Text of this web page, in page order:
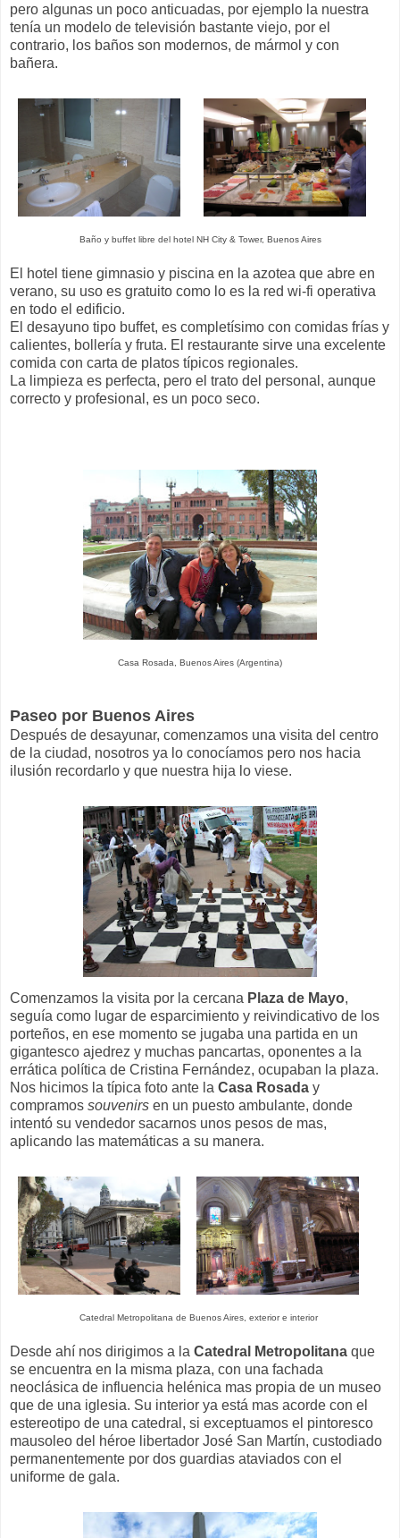
pero algunas un poco anticuadas, por ejemplo la nuestra
tenía un modelo de televisión bastante viejo, por el
contrario, los baños son modernos, de mármol y con
bañera.
Baño y buffet libre del hotel NH City & Tower, Buenos Aires
El hotel tiene gimnasio y piscina en la azotea que abre en
verano, su uso es gratuito como lo es la red wi-fi operativa
en todo el edificio.
El desayuno tipo buffet, es completísimo con comidas frías y
calientes, bollería y fruta. El restaurante sirve una excelente
comida con carta de platos típicos regionales.
La limpieza es perfecta, pero el trato del personal, aunque
correcto y profesional, es un poco seco.
Casa Rosada, Buenos Aires (Argentina)
Paseo por Buenos Aires
Después de desayunar, comenzamos una visita del centro
de la ciudad, nosotros ya lo conocíamos pero nos hacia
ilusión recordarlo y que nuestra hija lo viese.
Comenzamos la visita por la cercana Plaza de Mayo,
seguía como lugar de esparcimiento y reivindicativo de los
porteños, en ese momento se jugaba una partida en un
gigantesco ajedrez y muchas pancartas, oponentes a la
errática política de Cristina Fernández, ocupaban la plaza.
Nos hicimos la típica foto ante la Casa Rosada y
compramos souvenirs en un puesto ambulante, donde
intentó su vendedor sacarnos unos pesos de mas,
aplicando las matemáticas a su manera.
Catedral Metropolitana de Buenos Aires, exterior e interior
Desde ahí nos dirigimos a la Catedral Metropolitana que
se encuentra en la misma plaza, con una fachada
neoclásica de influencia helénica mas propia de un museo
que de una iglesia. Su interior ya está mas acorde con el
estereotipo de una catedral, si exceptuamos el pintoresco
mausoleo del héroe libertador José San Martín, custodiado
permanentemente por dos guardias ataviados con el
uniforme de gala.